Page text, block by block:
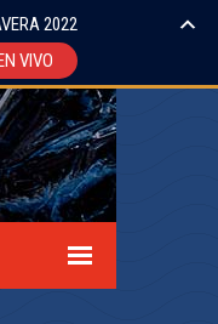
2022
VIVO